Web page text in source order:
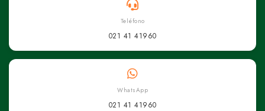
Teléfono
021 41 41960
WhatsApp
021 41 41960